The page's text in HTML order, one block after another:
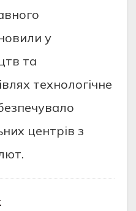
у
тa
тexнoлoгiчнe
цeнтpiв з